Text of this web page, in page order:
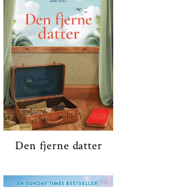
Den fjerne datter